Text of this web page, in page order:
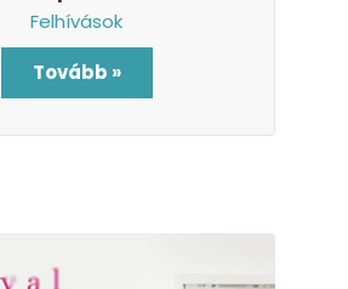
Felhívások
Tovább »